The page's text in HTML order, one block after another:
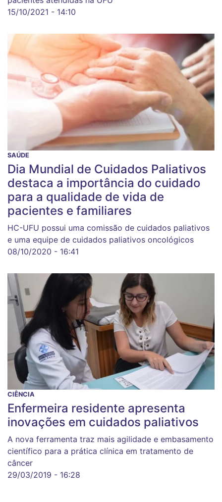
15/10/2021 - 14:10
SAÚDE
Dia Mundial de Cuidados Paliativos
destaca a importância do cuidado
para a qualidade de vida de
pacientes e familiares
HC-UFU possui uma comissão de cuidados paliativos
e uma equipe de cuidados paliativos oncológicos
08/10/2020 - 16:41
CIÊNCIA
Enfermeira residente apresenta
inovações em cuidados paliativos
A nova ferramenta traz mais agilidade e embasamento
científico para a prática clínica em tratamento de
câncer
29/03/2019 - 16:28